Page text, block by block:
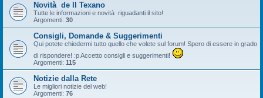
Novità de Il Texano
Tutte le informazioni e novità riguadanti il sito!
Argomenti: 30
Consigli, Domande & Suggerimenti
Qui potete chiedermi tutto quello che volete sul forum! Spero di essere in grado
di rispondere! :p Accetto consigli e suggerimenti!
Argomenti: 115
Notizie dalla Rete
Le migliori notizie del web!
Argomenti: 76